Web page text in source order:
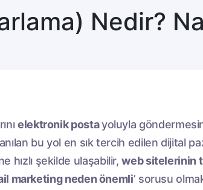
Nedir?
elektronik postayoluyla
bu yol en sık tercih edilen dijital
hızlı şekilde ulaşabilir,web sitelerinin
marketing neden önemli’ sorusu